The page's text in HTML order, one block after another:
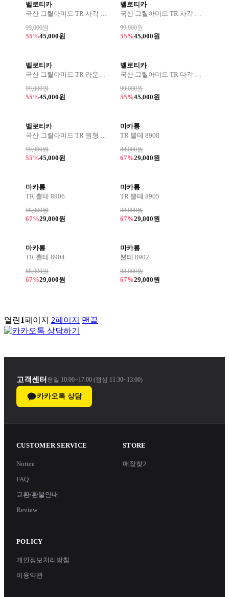
벨로티카
국산 그릴아미드 TR 사각 뿔테 8315
99,000원
55%45,000원
벨로티카
국산 그릴아미드 TR 사각 뿔테 8309
99,000원
55%45,000원
벨로티카
국산 그릴아미드 TR 라운드 뿔테 8307
99,000원
55%45,000원
벨로티카
국산 그릴아미드 TR 다각 뿔테 8301
99,000원
55%45,000원
벨로티카
국산 그릴아미드 TR 원형 뿔테 8302
99,000원
55%45,000원
마카롱
TR 뿔테 8908
88,000원
67%29,000원
마카롱
TR 뿔테 8906
88,000원
67%29,000원
마카롱
TR 뿔테 8905
88,000원
67%29,000원
마카롱
TR 뿔테 8904
88,000원
67%29,000원
마카롱
뿔테 8902
88,000원
67%29,000원
열린1페이지 2페이지 맨끝
고객센터 평일 10:00~17:00 (점심 11:30~13:00)
카카오톡 상담
CUSTOMER SERVICE
Notice
FAQ
교환/환불안내
Review
STORE
매장찾기
POLICY
개인정보처리방침
이용약관